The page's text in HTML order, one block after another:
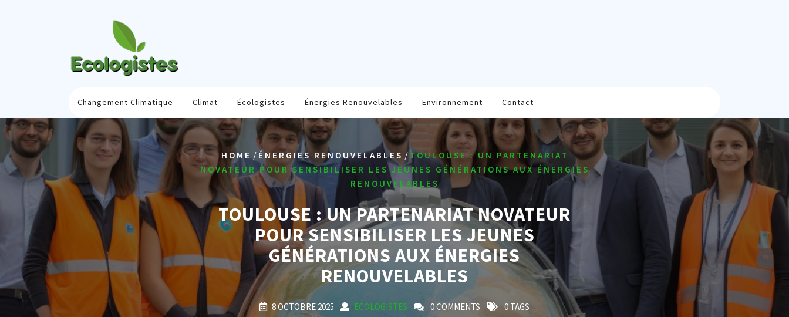
Changement Climatique Climat Écologistes Énergies Renouvelables Environnement Contact
HOME / ÉNERGIES RENOUVELABLES /TOULOUSE : UN PARTENARIAT
NOVATEUR POUR SENSIBILISER LES JEUNES GÉNÉRATIONS AUX ÉNERGIES
RENOUVELABLES
TOULOUSE : UN PARTENARIAT NOVATEUR
POUR SENSIBILISER LES JEUNES
GÉNÉRATIONS AUX ÉNERGIES
RENOUVELABLES
8 OCTOBRE 2025 ECOLOGISTES 0 COMMENTS 0 TAGS